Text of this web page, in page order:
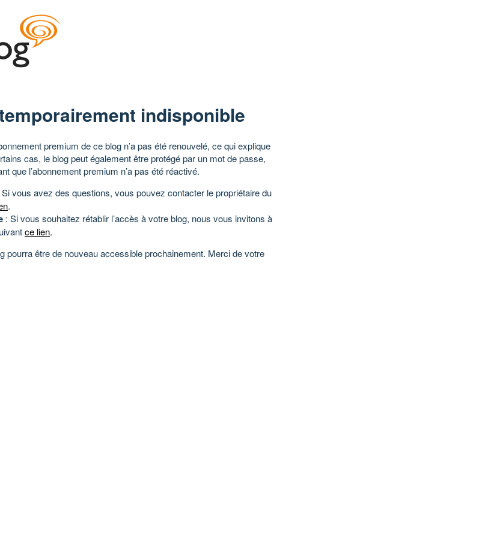
indisponible
premium de ce blog n’a pas été renouvelé, ce qui explique
cas, le blog peut également être protégé par un mot de passe,
que l’abonnement premium n’a pas été réactivé.
Si vous avez des questions, vous pouvez contacter le propriétaire du
.
: Si vous souhaitez rétablir l’accès à votre blog, nous vous invitons à
ce lien.
pourra être de nouveau accessible prochainement. Merci de votre